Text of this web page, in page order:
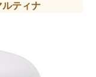
ティナ